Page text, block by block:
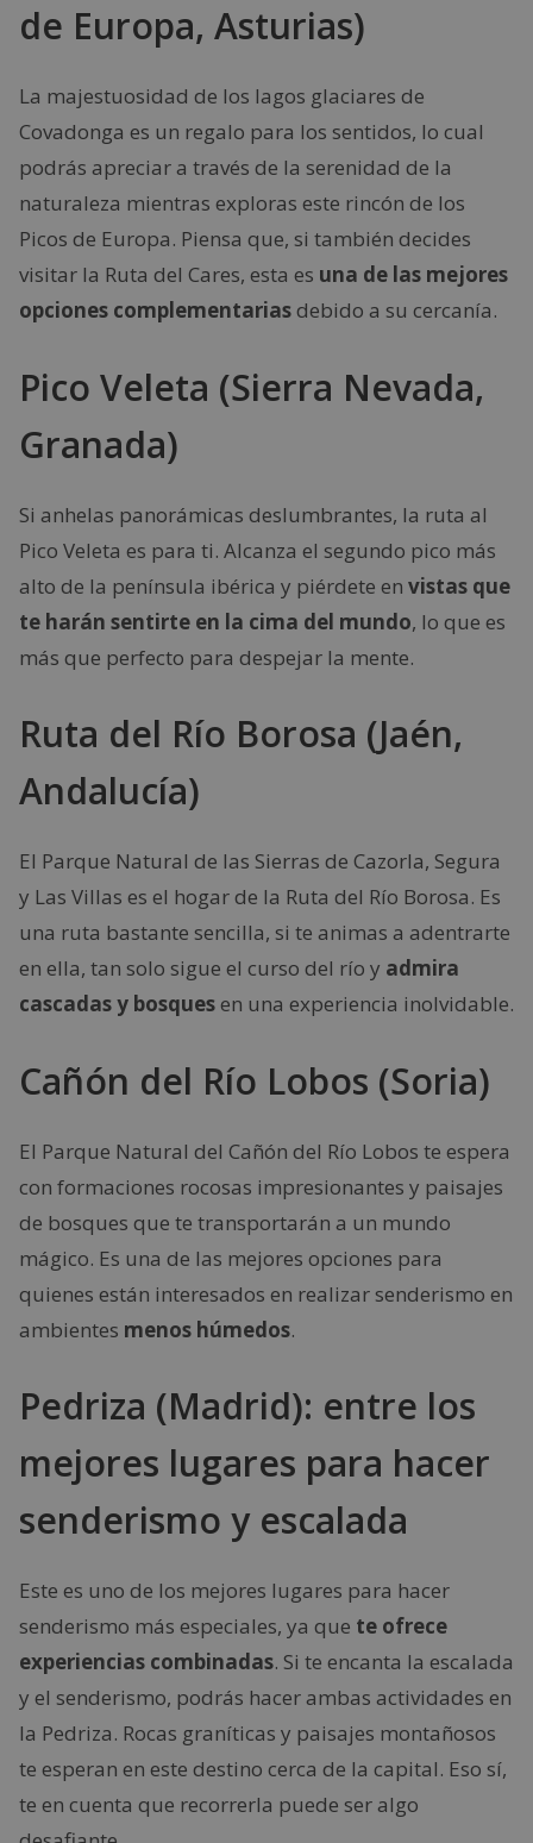
de Europa, Asturias)
La majestuosidad de los lagos glaciares de
Covadonga es un regalo para los sentidos, lo cual
podrás apreciar a través de la serenidad de la
naturaleza mientras exploras este rincón de los
Picos de Europa. Piensa que, si también decides
visitar la Ruta del Cares, esta es una de las mejores
opciones complementariasdebido a su cercanía.
Pico Veleta (Sierra Nevada,
Granada)
Si anhelas panorámicas deslumbrantes, la ruta al
Pico Veleta es para ti. Alcanza el segundo pico más
alto de la península ibérica y piérdete en vistas que
te harán sentirte en la cima del mundo, lo que es
más que perfecto para despejar la mente.
Ruta del Río Borosa (Jaén,
Andalucía)
El Parque Natural de las Sierras de Cazorla, Segura
y Las Villas es el hogar de la Ruta del Río Borosa. Es
una ruta bastante sencilla, si te animas a adentrarte
en ella, tan solo sigue el curso del río y admira
cascadas y bosquesen una experiencia inolvidable.
Cañón del Río Lobos (Soria)
El Parque Natural del Cañón del Río Lobos te espera
con formaciones rocosas impresionantes y paisajes
de bosques que te transportarán a un mundo
mágico. Es una de las mejores opciones para
quienes están interesados en realizar senderismo en
ambientes menos húmedos.
Pedriza (Madrid): entre los
mejores lugares para hacer
senderismo y escalada
Este es uno de los mejores lugares para hacer
senderismo más especiales, ya que te ofrece
experiencias combinadas. Si te encanta la escalada
y el senderismo, podrás hacer ambas actividades en
la Pedriza. Rocas graníticas y paisajes montañosos
te esperan en este destino cerca de la capital. Eso sí,
te en cuenta que recorrerla puede ser algo